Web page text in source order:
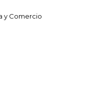
y Comercio